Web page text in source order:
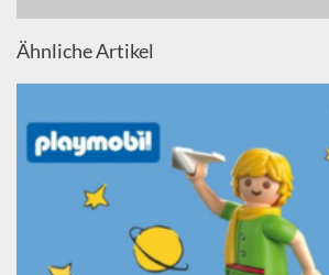
Ähnliche Artikel